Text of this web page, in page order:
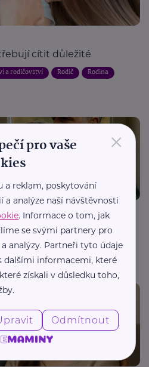
cítit důležité
a rodičovství Rodič
Rodina
aneb jak zvládnout
rodičovství Rodina Vztahy
×
pro vaše
a reklam, poskytování
analýze naší návštěvnosti
. Informace o tom, jak
se svými partnery pro
analýzy. Partneři tyto údaje
dalšími informacemi, které
získali v důsledku toho,
Odmítnout